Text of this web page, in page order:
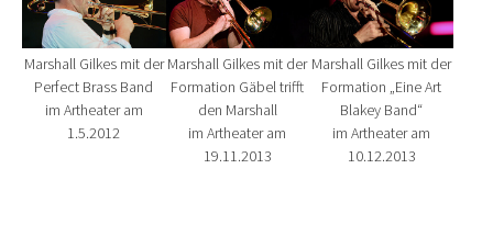
Marshall Gilkes mit der
Perfect Brass Band
im Artheater am
1.5.2012
Marshall Gilkes mit der
Formation Gäbel trifft
den Marshall
im Artheater am
19.11.2013
Marshall Gilkes mit der
Formation „Eine Art
Blakey Band“
im Artheater am
10.12.2013